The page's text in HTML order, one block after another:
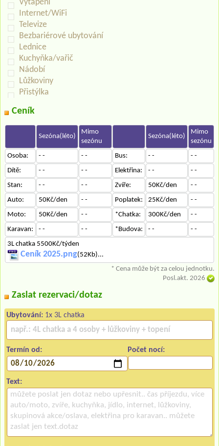
Vytápění
Internet/WiFi
Televize
Bezbariérové ubytování
Lednice
Kuchyňka/vařič
Nádobí
Lůžkoviny
Přistýlka
Ceník
Sezóna(léto)
Mimo
sezónu
Sezóna(léto)
Mimo
sezónu
Osoba:
- - - - Bus: - -
- -
Dítě:
- - - - Elektřina: - -
- -
Stan:
- - - - Zvíře: 50Kč/den
- -
Auto:
50Kč/den - - Poplatek: 25Kč/den
- -
Moto:
50Kč/den - - *Chatka: 300Kč/den
- -
Karavan:
- - - - *Budova: - -
- -
3L chatka 5500Kč/týden
Ceník 2025.png(52Kb)...
* Cena může být za celou jednotku.
Posl.akt. 2026
Zaslat rezervaci/dotaz
Ubytování: 1x 3L chatka
Termín od: Počet nocí:
Text: